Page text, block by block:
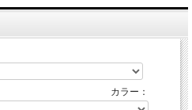
カラー：